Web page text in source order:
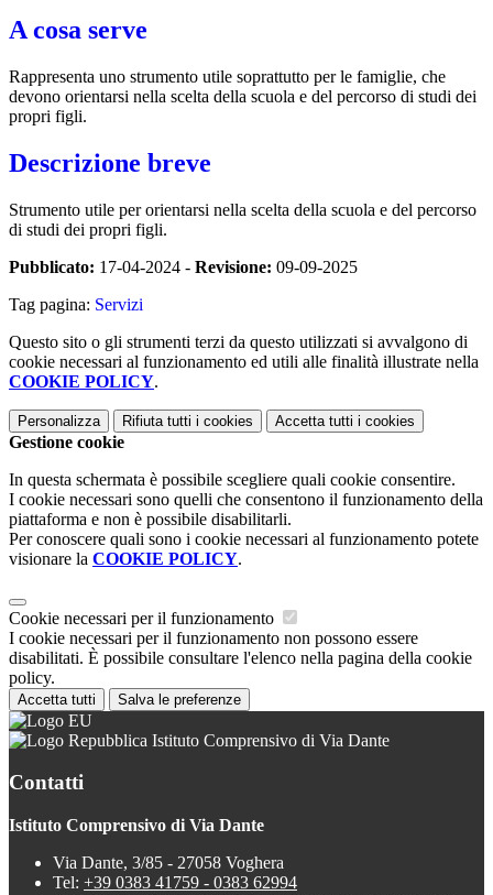
A cosa serve
Rappresenta uno strumento utile soprattutto per le famiglie, che
devono orientarsi nella scelta della scuola e del percorso di studi dei
propri figli.
Descrizione breve
Strumento utile per orientarsi nella scelta della scuola e del percorso
di studi dei propri figli.
Pubblicato: 17-04-2024 - Revisione: 09-09-2025
Tag pagina: Servizi
Questo sito o gli strumenti terzi da questo utilizzati si avvalgono di
cookie necessari al funzionamento ed utili alle finalità illustrate nella
COOKIE POLICY.
Personalizza Rifiuta tutti i cookies Accetta tutti i cookies
Gestione cookie
In questa schermata è possibile scegliere quali cookie consentire.
I cookie necessari sono quelli che consentono il funzionamento della
piattaforma e non è possibile disabilitarli.
Per conoscere quali sono i cookie necessari al funzionamento potete
visionare la COOKIE POLICY.
Cookie necessari per il funzionamento
I cookie necessari per il funzionamento non possono essere
disabilitati. È possibile consultare l'elenco nella pagina della cookie
policy.
Accetta tutti Salva le preferenze
Istituto Comprensivo di Via Dante
Contatti
Istituto Comprensivo di Via Dante
Via Dante, 3/85 - 27058 Voghera
Tel: +39 0383 41759 - 0383 62994